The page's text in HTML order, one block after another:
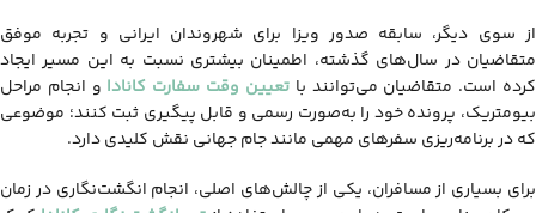
از سوی دیگر، سابقه صدور ویزا برای شهروندان ایرانی و تجربه موفق
متقاضیان در سال‌های گذشته، اطمینان بیشتری نسبت به این مسیر ایجاد
کرده است. متقاضیان می‌توانند باتعیین وقت سفارت کانادا و انجام مراحل
بیومتریک، پرونده خود را به‌صورت رسمی و قابل پیگیری ثبت کنند؛ موضوعی
که در برنامه‌ریزی سفرهای مهمی مانند جام جهانی نقش کلیدی دارد.
برای بسیاری از مسافران، یکی از چالش‌های اصلی، انجام انگشت‌نگاری در زمان